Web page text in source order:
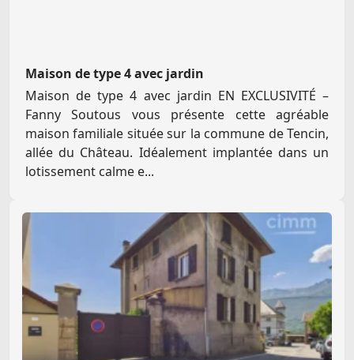
Maison de type 4 avec jardin
Maison de type 4 avec jardin EN EXCLUSIVITÉ –
Fanny Soutous vous présente cette agréable
maison familiale située sur la commune de Tencin,
allée du Château. Idéalement implantée dans un
lotissement calme e...